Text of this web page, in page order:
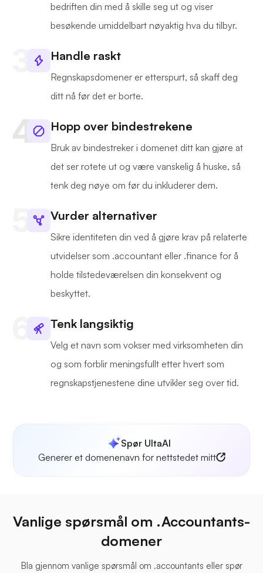
bedriften din med å skille seg ut og viser
besøkende umiddelbart nøyaktig hva du tilbyr.
Handle raskt
Regnskapsdomener er etterspurt, så skaff deg
ditt nå før det er borte.
Hopp over bindestrekene
Bruk av bindestreker i domenet ditt kan gjøre at
det ser rotete ut og være vanskelig å huske, så
tenk deg nøye om før du inkluderer dem.
Vurder alternativer
Sikre identiteten din ved å gjøre krav på relaterte
utvidelser som .accountant eller .finance for å
holde tilstedeværelsen din konsekvent og
beskyttet.
Tenk langsiktig
Velg et navn som vokser med virksomheten din
og som forblir meningsfullt etter hvert som
regnskapstjenestene dine utvikler seg over tid.
Spør UltaAI
Generer et domenenavn for nettstedet mitt
Vanlige spørsmål om .Accountants-
domener
Bla gjennom vanlige spørsmål om .accountants eller spør